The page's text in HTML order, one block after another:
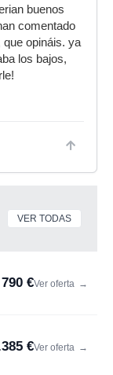
buenos
comentado
que opináis. ya
los bajos,
VER TODAS
790 €Ver oferta →
€Ver oferta →